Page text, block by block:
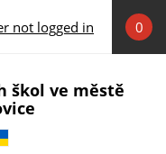
not logged in
0
škol ve městě